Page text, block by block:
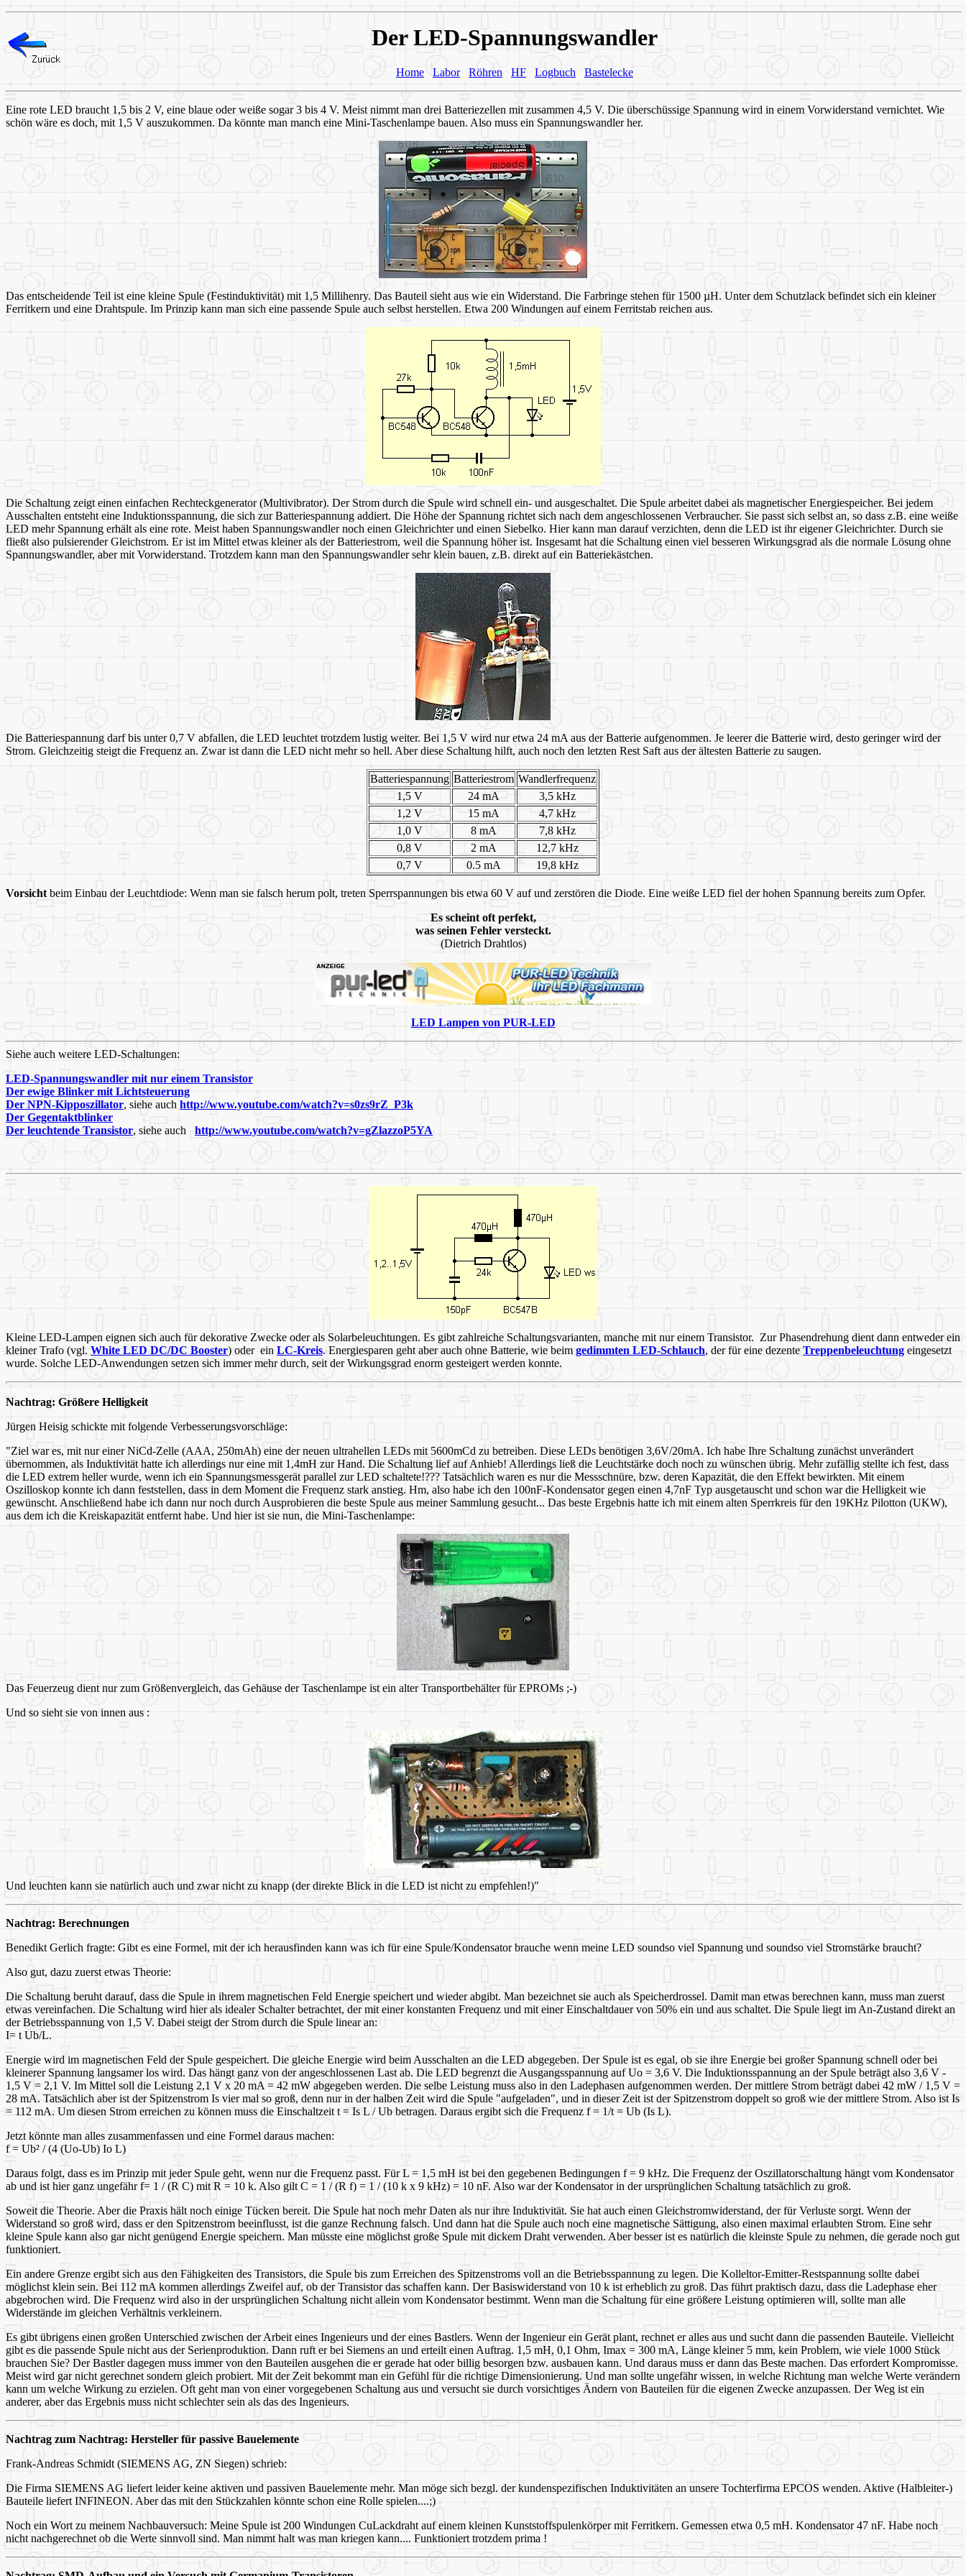
Der LED-Spannungswandler
Home Labor Röhren HF Logbuch Bastelecke
Eine rote LED braucht 1,5 bis 2 V, eine blaue oder weiße sogar 3 bis 4 V. Meist nimmt man drei Batteriezellen mit zusammen 4,5 V. Die überschüssige Spannung wird in einem Vorwiderstand vernichtet. Wie
schön wäre es doch, mit 1,5 V auszukommen. Da könnte man manch eine Mini-Taschenlampe bauen. Also muss ein Spannungswandler her.
Das entscheidende Teil ist eine kleine Spule (Festinduktivität) mit 1,5 Millihenry. Das Bauteil sieht aus wie ein Widerstand. Die Farbringe stehen für 1500 µH. Unter dem Schutzlack befindet sich ein kleiner
Ferritkern und eine Drahtspule. Im Prinzip kann man sich eine passende Spule auch selbst herstellen. Etwa 200 Windungen auf einem Ferritstab reichen aus.
Die Schaltung zeigt einen einfachen Rechteckgenerator (Multivibrator). Der Strom durch die Spule wird schnell ein- und ausgeschaltet. Die Spule arbeitet dabei als magnetischer Energiespeicher. Bei jedem
Ausschalten entsteht eine Induktionsspannung, die sich zur Batteriespannung addiert. Die Höhe der Spannung richtet sich nach dem angeschlossenen Verbraucher. Sie passt sich selbst an, so dass z.B. eine weiße
LED mehr Spannung erhält als eine rote. Meist haben Spannungswandler noch einen Gleichrichter und einen Siebelko. Hier kann man darauf verzichten, denn die LED ist ihr eigener Gleichrichter. Durch sie
fließt also pulsierender Gleichstrom. Er ist im Mittel etwas kleiner als der Batteriestrom, weil die Spannung höher ist. Insgesamt hat die Schaltung einen viel besseren Wirkungsgrad als die normale Lösung ohne
Spannungswandler, aber mit Vorwiderstand. Trotzdem kann man den Spannungswandler sehr klein bauen, z.B. direkt auf ein Batteriekästchen.
Die Batteriespannung darf bis unter 0,7 V abfallen, die LED leuchtet trotzdem lustig weiter. Bei 1,5 V wird nur etwa 24 mA aus der Batterie aufgenommen. Je leerer die Batterie wird, desto geringer wird der
Strom. Gleichzeitig steigt die Frequenz an. Zwar ist dann die LED nicht mehr so hell. Aber diese Schaltung hilft, auch noch den letzten Rest Saft aus der ältesten Batterie zu saugen.
Batteriespannung Batteriestrom Wandlerfrequenz
1,5 V
24 mA
3,5 kHz
1,2 V
15 mA
4,7 kHz
1,0 V
8 mA
7,8 kHz
0,8 V
2 mA
12,7 kHz
0,7 V
0.5 mA 19,8 kHz
Vorsichtbeim Einbau der Leuchtdiode: Wenn man sie falsch herum polt, treten Sperrspannungen bis etwa 60 V auf und zerstören die Diode. Eine weiße LED fiel der hohen Spannung bereits zum Opfer.
Es scheint oft perfekt,
was seinen Fehler versteckt.
(Dietrich Drahtlos)
LED Lampen von PUR-LED
Siehe auch weitere LED-Schaltungen:
LED-Spannungswandler mit nur einem Transistor
Der ewige Blinker mit Lichtsteuerung
Der NPN-Kipposzillator, siehe auch http://www.youtube.com/watch?v=s0zs9rZ_P3k
Der Gegentaktblinker
Der leuchtende Transistor, siehe auch http://www.youtube.com/watch?v=gZlazzoP5YA
Kleine LED-Lampen eignen sich auch für dekorative Zwecke oder als Solarbeleuchtungen. Es gibt zahlreiche Schaltungsvarianten, manche mit nur einem Transistor. Zur Phasendrehung dient dann entweder ein
kleiner Trafo (vgl. White LED DC/DC Booster) oder ein LC-Kreis. Energiesparen geht aber auch ohne Batterie, wie beimgedimmten LED-Schlauch, der für eine dezente Treppenbeleuchtung eingesetzt
wurde. Solche LED-Anwendungen setzen sich immer mehr durch, seit der Wirkungsgrad enorm gesteigert werden konnte.
Nachtrag: Größere Helligkeit
Jürgen Heisig schickte mit folgende Verbesserungsvorschläge:
"Ziel war es, mit nur einer NiCd-Zelle (AAA, 250mAh) eine der neuen ultrahellen LEDs mit 5600mCd zu betreiben. Diese LEDs benötigen 3,6V/20mA. Ich habe Ihre Schaltung zunächst unverändert
übernommen, als Induktivität hatte ich allerdings nur eine mit 1,4mH zur Hand. Die Schaltung lief auf Anhieb! Allerdings ließ die Leuchtstärke doch noch zu wünschen übrig. Mehr zufällig stellte ich fest, dass
die LED extrem heller wurde, wenn ich ein Spannungsmessgerät parallel zur LED schaltete!??? Tatsächlich waren es nur die Messschnüre, bzw. deren Kapazität, die den Effekt bewirkten. Mit einem
Oszilloskop konnte ich dann feststellen, dass in dem Moment die Frequenz stark anstieg. Hm, also habe ich den 100nF-Kondensator gegen einen 4,7nF Typ ausgetauscht und schon war die Helligkeit wie
gewünscht. Anschließend habe ich dann nur noch durch Ausprobieren die beste Spule aus meiner Sammlung gesucht... Das beste Ergebnis hatte ich mit einem alten Sperrkreis für den 19KHz Pilotton (UKW),
aus dem ich die Kreiskapazität entfernt habe. Und hier ist sie nun, die Mini-Taschenlampe:
Das Feuerzeug dient nur zum Größenvergleich, das Gehäuse der Taschenlampe ist ein alter Transportbehälter für EPROMs ;-)
Und so sieht sie von innen aus :
Und leuchten kann sie natürlich auch und zwar nicht zu knapp (der direkte Blick in die LED ist nicht zu empfehlen!)"
Nachtrag: Berechnungen
Benedikt Gerlich fragte: Gibt es eine Formel, mit der ich herausfinden kann was ich für eine Spule/Kondensator brauche wenn meine LED soundso viel Spannung und soundso viel Stromstärke braucht?
Also gut, dazu zuerst etwas Theorie:
Die Schaltung beruht darauf, dass die Spule in ihrem magnetischen Feld Energie speichert und wieder abgibt. Man bezeichnet sie auch als Speicherdrossel. Damit man etwas berechnen kann, muss man zuerst
etwas vereinfachen. Die Schaltung wird hier als idealer Schalter betrachtet, der mit einer konstanten Frequenz und mit einer Einschaltdauer von 50% ein und aus schaltet. Die Spule liegt im An-Zustand direkt an
der Betriebsspannung von 1,5 V. Dabei steigt der Strom durch die Spule linear an:
I= t Ub/L.
Energie wird im magnetischen Feld der Spule gespeichert. Die gleiche Energie wird beim Ausschalten an die LED abgegeben. Der Spule ist es egal, ob sie ihre Energie bei großer Spannung schnell oder bei
kleinerer Spannung langsamer los wird. Das hängt ganz von der angeschlossenen Last ab. Die LED begrenzt die Ausgangsspannung auf Uo = 3,6 V. Die Induktionsspannung an der Spule beträgt also 3,6 V -
1,5 V = 2,1 V. Im Mittel soll die Leistung 2,1 V x 20 mA = 42 mW abgegeben werden. Die selbe Leistung muss also in den Ladephasen aufgenommen werden. Der mittlere Strom beträgt dabei 42 mW / 1,5 V =
28 mA. Tatsächlich aber ist der Spitzenstrom Is vier mal so groß, denn nur in der halben Zeit wird die Spule "aufgeladen", und in dieser Zeit ist der Spitzenstrom doppelt so groß wie der mittlere Strom. Also ist Is
= 112 mA. Um diesen Strom erreichen zu können muss die Einschaltzeit t = Is L / Ub betragen. Daraus ergibt sich die Frequenz f = 1/t = Ub (Is L).
Jetzt könnte man alles zusammenfassen und eine Formel daraus machen:
f = Ub² / (4 (Uo-Ub) Io L)
Daraus folgt, dass es im Prinzip mit jeder Spule geht, wenn nur die Frequenz passt. Für L = 1,5 mH ist bei den gegebenen Bedingungen f = 9 kHz. Die Frequenz der Oszillatorschaltung hängt vom Kondensator
ab und ist hier ganz ungefähr f= 1 / (R C) mit R = 10 k. Also gilt C = 1 / (R f) = 1 / (10 k x 9 kHz) = 10 nF. Also war der Kondensator in der ursprünglichen Schaltung tatsächlich zu groß.
Soweit die Theorie. Aber die Praxis hält noch einige Tücken bereit. Die Spule hat noch mehr Daten als nur ihre Induktivität. Sie hat auch einen Gleichstromwiderstand, der für Verluste sorgt. Wenn der
Widerstand so groß wird, dass er den Spitzenstrom beeinflusst, ist die ganze Rechnung falsch. Und dann hat die Spule auch noch eine magnetische Sättigung, also einen maximal erlaubten Strom. Eine sehr
kleine Spule kann also gar nicht genügend Energie speichern. Man müsste eine möglichst große Spule mit dickem Draht verwenden. Aber besser ist es natürlich die kleinste Spule zu nehmen, die gerade noch gut
funktioniert.
Ein andere Grenze ergibt sich aus den Fähigkeiten des Transistors, die Spule bis zum Erreichen des Spitzenstroms voll an die Betriebsspannung zu legen. Die Kolleltor-Emitter-Restspannung sollte dabei
möglichst klein sein. Bei 112 mA kommen allerdings Zweifel auf, ob der Transistor das schaffen kann. Der Basiswiderstand von 10 k ist erheblich zu groß. Das führt praktisch dazu, dass die Ladephase eher
abgebrochen wird. Die Frequenz wird also in der ursprünglichen Schaltung nicht allein vom Kondensator bestimmt. Wenn man die Schaltung für eine größere Leistung optimieren will, sollte man alle
Widerstände im gleichen Verhältnis verkleinern.
Es gibt übrigens einen großen Unterschied zwischen der Arbeit eines Ingenieurs und der eines Bastlers. Wenn der Ingenieur ein Gerät plant, rechnet er alles aus und sucht dann die passenden Bauteile. Vielleicht
gibt es die passende Spule nicht aus der Serienproduktion. Dann ruft er bei Siemens an und erteilt einen Auftrag. 1,5 mH, 0,1 Ohm, Imax = 300 mA, Länge kleiner 5 mm, kein Problem, wie viele 1000 Stück
brauchen Sie? Der Bastler dagegen muss immer von den Bauteilen ausgehen die er gerade hat oder billig besorgen bzw. ausbauen kann. Und daraus muss er dann das Beste machen. Das erfordert Kompromisse.
Meist wird gar nicht gerechnet sondern gleich probiert. Mit der Zeit bekommt man ein Gefühl für die richtige Dimensionierung. Und man sollte ungefähr wissen, in welche Richtung man welche Werte verändern
kann um welche Wirkung zu erzielen. Oft geht man von einer vorgegebenen Schaltung aus und versucht sie durch vorsichtiges Ändern von Bauteilen für die eigenen Zwecke anzupassen. Der Weg ist ein
anderer, aber das Ergebnis muss nicht schlechter sein als das des Ingenieurs.
Nachtrag zum Nachtrag: Hersteller für passive Bauelemente
Frank-Andreas Schmidt (SIEMENS AG, ZN Siegen) schrieb:
Die Firma SIEMENS AG liefert leider keine aktiven und passiven Bauelemente mehr. Man möge sich bezgl. der kundenspezifischen Induktivitäten an unsere Tochterfirma EPCOS wenden. Aktive (Halbleiter-)
Bauteile liefert INFINEON. Aber das mit den Stückzahlen könnte schon eine Rolle spielen....;)
Noch ein Wort zu meinem Nachbauversuch: Meine Spule ist 200 Windungen CuLackdraht auf einem kleinen Kunststoffspulenkörper mit Ferritkern. Gemessen etwa 0,5 mH. Kondensator 47 nF. Habe noch
nicht nachgerechnet ob die Werte sinnvoll sind. Man nimmt halt was man kriegen kann.... Funktioniert trotzdem prima !